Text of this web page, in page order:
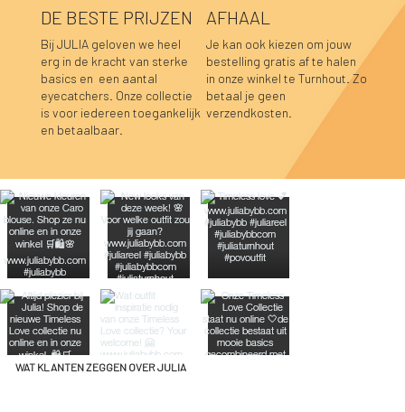
Hannah top prune
Prijs
€ 39,95
Hannah top choco
Prijs
€ 39,95
Caro blouse beige
Prijs
€ 44,95
Caro blouse kaki
Prijs
€ 44,95
Caro blouse donkerblauw
Prijs
€ 44,95
Caro blouse choco
Prijs
€ 44,95
Pauline top bordeaux
Prijs
€ 59,95
Lucia longsleeve roze-rood
Prijs
€ 39,95
Gitta jurk gestreept donkerblauw
Prijs
€ 44,95
Ana jurk choco
Prijs
€ 44,95
Ana jurk olijfgroen
Prijs
€ 44,95
Nele top roest
Prijs
€ 39,95
Caro blouse prune
Niet op voorraad
Caro blouse bordeaux
Niet op voorraad
Pauline top donkerblauw
Niet op voorraad
DE BESTE PRIJZEN
Bij JULIA geloven we heel
erg in de kracht van sterke
basics en een aantal
eyecatchers. Onze collectie
is voor iedereen toegankelijk
en betaalbaar.
AFHAAL
Je kan ook kiezen om jouw
bestelling gratis af te halen
in onze winkel te Turnhout. Zo
betaal je geen
verzendkosten.
WAT KLANTEN ZEGGEN OVER JULIA